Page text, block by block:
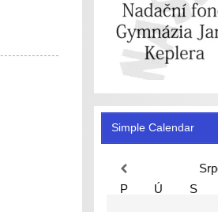
Simple Calendar
P
Ú S